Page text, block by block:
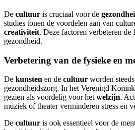
De cultuur is cruciaal voor de
studies tonen de voordelen aan van
creativiteit. Deze factoren verbeteren de
gezondheid.
Verbetering van de fysieke en
De kunsten en de cultuur worden
gezondheidszorg. In het Verenigd
gezien als voordelig voor het welzijn.
muziek of theater verminderen stress en
De cultuur is ook essentieel voor de